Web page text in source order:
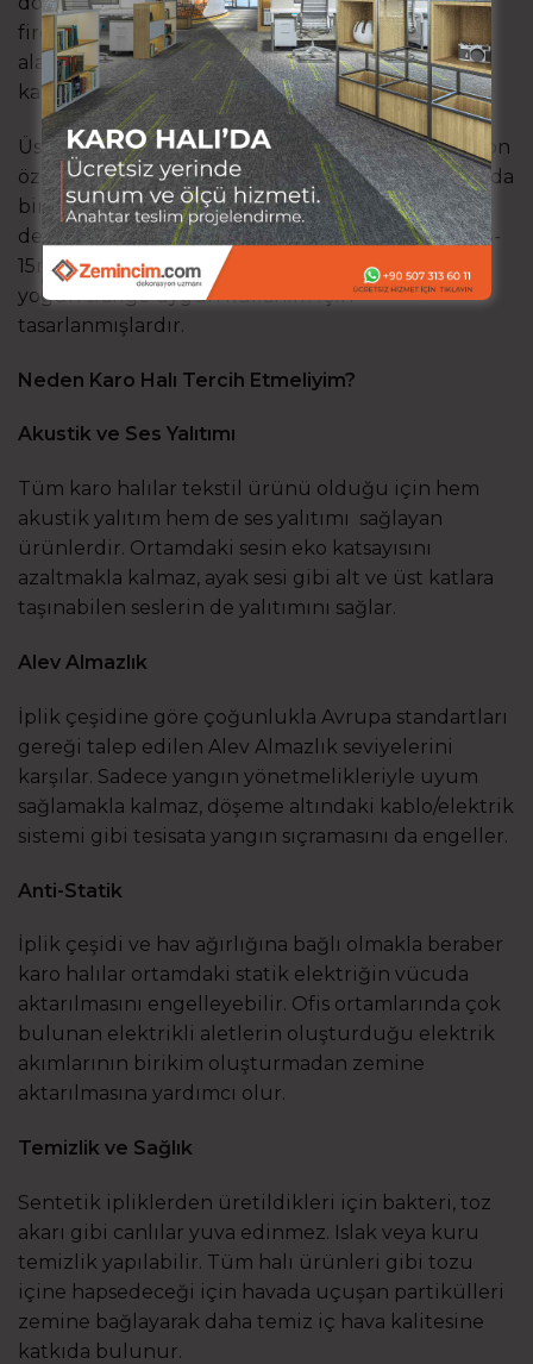
fire olarak da avantaj sağlar. Sıcak ve sessiz ofis
alanları için vazgeçilmez bir ürün olarak kendini
kanıtlamıştır.
Üst kısmı hav(iplik) alt kısmı sabitleyici ve izolasyon
özellikli bir tabandan oluşur. Yere balçık kıvamında
bir tutkalla sabitlendiği için, tamirat ve parça
değiştirme imkanı sağlar. Karo halılar genellikle 5-
15mm arasında kalınlıklar olarak üretilir. Tamamı
yoğun trafiğe uygun kullanım için
tasarlanmışlardır.
Neden Karo Halı Tercih Etmeliyim?
Akustik ve Ses Yalıtımı
Tüm karo halılar tekstil ürünü olduğu için hem
akustik yalıtım hem de ses yalıtımı sağlayan
ürünlerdir. Ortamdaki sesin eko katsayısını
azaltmakla kalmaz, ayak sesi gibi alt ve üst katlara
taşınabilen seslerin de yalıtımını sağlar.
Alev Almazlık
İplik çeşidine göre çoğunlukla Avrupa standartları
gereği talep edilen Alev Almazlık seviyelerini
karşılar. Sadece yangın yönetmelikleriyle uyum
sağlamakla kalmaz, döşeme altındaki kablo/elektrik
sistemi gibi tesisata yangın sıçramasını da engeller.
Anti-Statik
İplik çeşidi ve hav ağırlığına bağlı olmakla beraber
karo halılar ortamdaki statik elektriğin vücuda
aktarılmasını engelleyebilir. Ofis ortamlarında çok
bulunan elektrikli aletlerin oluşturduğu elektrik
akımlarının birikim oluşturmadan zemine
aktarılmasına yardımcı olur.
Temizlik ve Sağlık
Sentetik ipliklerden üretildikleri için bakteri, toz
akarı gibi canlılar yuva edinmez. Islak veya kuru
temizlik yapılabilir. Tüm halı ürünleri gibi tozu
içine hapsedeceği için havada uçuşan partikülleri
zemine bağlayarak daha temiz iç hava kalitesine
katkıda bulunur.